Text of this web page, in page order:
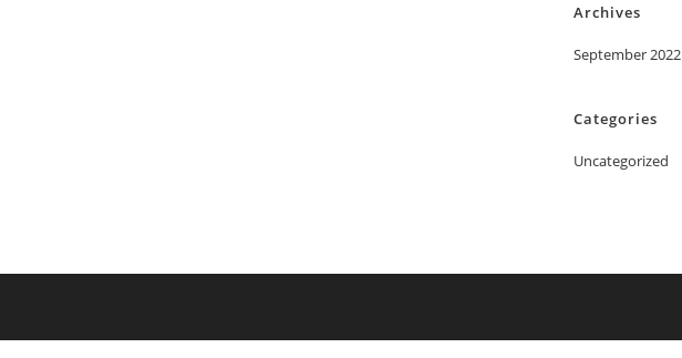
Archives
September 2022
Categories
Uncategorized